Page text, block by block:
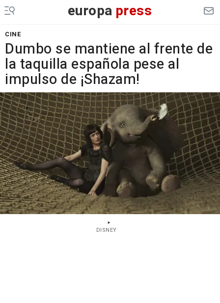
europa press
CINE
Dumbo se mantiene al frente de
la taquilla española pese al
impulso de ¡Shazam!
DISNEY